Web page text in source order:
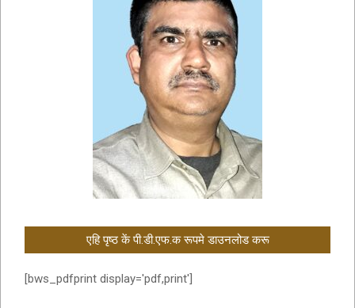
एहि पृष्ठ कें पी.डी.एफ.क रूपमे डाउनलोड करू
[bws_pdfprint display='pdf,print']